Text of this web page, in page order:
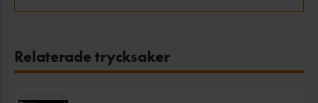
Relaterade trycksaker